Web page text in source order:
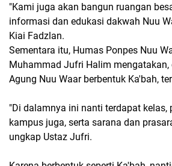
"Kami juga akan bangun ruangan
informasi dan edukasi dakwah Nuu
Kiai Fadzlan.
Sementara itu, Humas Ponpes Nuu
Muhammad Jufri Halim mengatakan,
Agung Nuu Waar berbentuk Ka'bah,
"Di dalamnya ini nanti terdapat kelas,
kampus juga, serta sarana dan
ungkap Ustaz Jufri.